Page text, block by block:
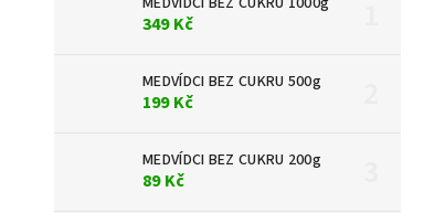
349 Kč
MEDVÍDCI BEZ CUKRU 500g
199 Kč
MEDVÍDCI BEZ CUKRU 200g
89 Kč